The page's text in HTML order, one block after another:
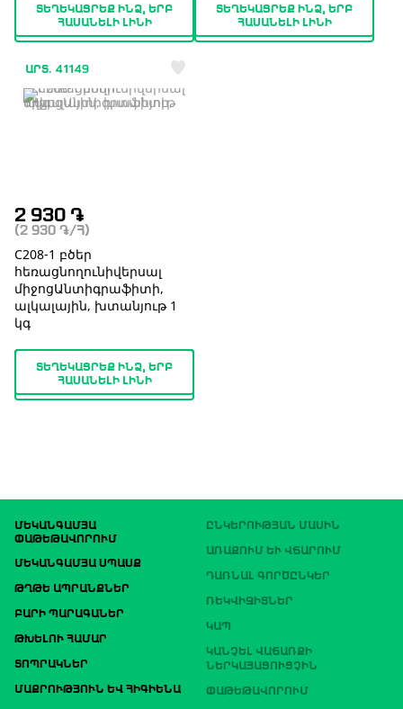
ՏԵՂԵԿԱՑՐԵՔ ԻՆՁ, ԵՐԲ
ՀԱՍԱՆԵԼԻ ԼԻՆԻ
ՏԵՂԵԿԱՑՐԵՔ ԻՆՁ, ԵՐԲ
ՀԱՍԱՆԵԼԻ ԼԻՆԻ
ԱՐՏ. 41149
2 930 ֏
(2 930 ֏ /Հ)
С208-1 բծեր
հեռացնողունիվերսալ
միջոցԱնտիգրաֆիտի,
ալկալային, խտանյութ 1
կգ
ՏԵՂԵԿԱՑՐԵՔ ԻՆՁ, ԵՐԲ
ՀԱՍԱՆԵԼԻ ԼԻՆԻ
ՄԵԿԱՆԳԱՄՅԱ
ՓԱԹԵԹԱՎՈՐՈՒՄ
ՄԵԿԱՆԳԱՄՅԱ ՍՊԱՍՔ
ԹՂԹԵ ԱՊՐԱՆՔՆԵՐ
ԲԱՐԻ ՊԱՐԱԳԱՆԵՐ
ԹԽԵԼՈՒ ՀԱՄԱՐ
ՏՈՊՐԱԿՆԵՐ
ՄԱՔՐՈՒԹՅՈՒՆ ԵՎ ՀԻԳԻԵՆԱ
ԸՆԿԵՐՈՒԹՅԱՆ ՄԱՍԻՆ
ԱՌԱՔՈՒՄ ԵՒ ՎՃԱՐՈՒՄ
ԴԱՌՆԱԼ ԳՈՐԾԸՆԿԵՐ
ՌԵԿՎԻԶԻՏՆԵՐ
ԿԱՊ
ԿԱՆՉԵԼ ՎԱՃԱՌՔԻ
ՆԵՐԿԱՅԱՑՈՒՑՉԻՆ
ՓԱԹԵԹԱՎՈՐՈՒՄ